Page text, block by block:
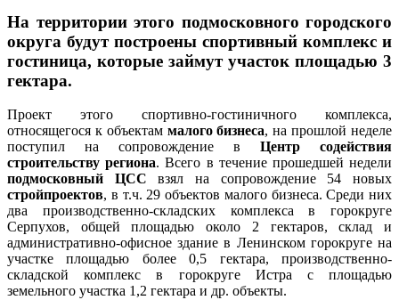
На территории этого подмосковного городского
округа будут построены спортивный комплекс и
гостиница, которые займут участок площадью 3
гектара.
Проект этого спортивно-гостиничного комплекса,
относящегося к объектам малого бизнеса, на прошлой неделе
поступил на сопровождение в Центр содействия
строительству региона. Всего в течение прошедшей недели
подмосковный ЦСС взял на сопровождение 54 новых
стройпроектов, в т.ч. 29 объектов малого бизнеса. Среди них
два производственно-складских комплекса в горокруге
Серпухов, общей площадью около 2 гектаров, склад и
административно-офисное здание в Ленинском горокруге на
участке площадью более 0,5 гектара, производственно-
складской комплекс в горокруге Истра с площадью
земельного участка 1,2 гектара и др. объекты.